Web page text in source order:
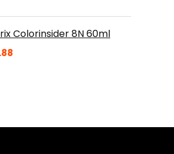
Colorinsider 8N 60ml